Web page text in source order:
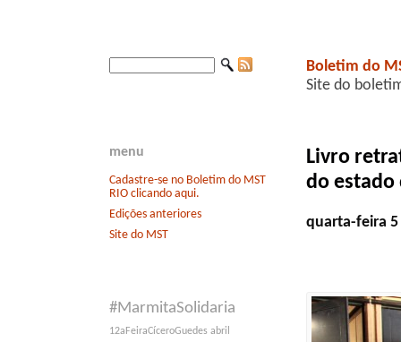
menu
Cadastre-se no Boletim do MST
RIO clicando aqui.
Edições anteriores
Site do MST
#MarmitaSolidaria
12aFeiraCíceroGuedes abril
Boletim do
Site do
Livro
do estado
quarta-feira